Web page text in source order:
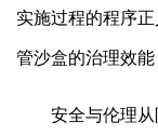
实施过程的程序
管沙盒的治理效能
安全与伦理